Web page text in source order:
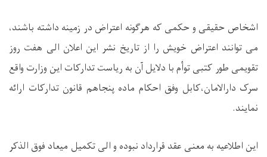
اشخاص حقیقی و حکمی که هرگونه اعتراض در زمینه داشته باشند،
می توانند اعتراض خویش را از تاریخ نشر این اعلان الی هفت روز
تقویمی طور کتبی توأم با دلایل آن به ریاست تدارکات این وزارت واقع
سرک دارالامان،کابل وفق احکام ماده پنجاهم قانون تدارکات ارائه
نمایند.
این اطلاعیه به معنی عقد قرارداد نبوده و الی تکمیل میعاد فوق الذکر